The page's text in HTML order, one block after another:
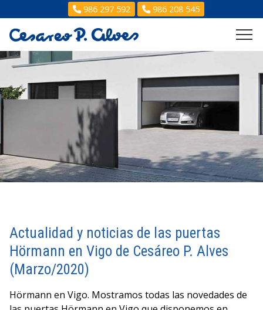
986 297 592 986 208 545
Actualidad y noticias de las puertas
Hörmann en Vigo de Cesáreo P. Alves
(Marzo/2020)
Hörmann en Vigo. Mostramos todas las novedades de